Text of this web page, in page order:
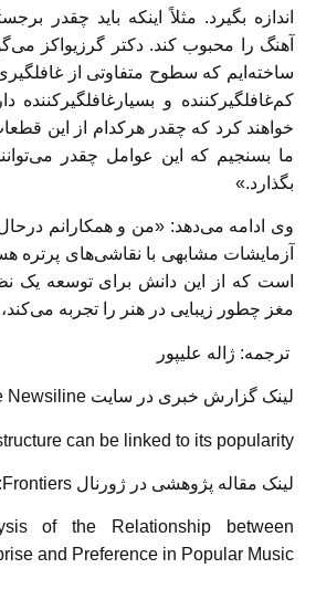
اندازه بگیرد. مثلاً اینکه باید چقدر
آهنگ را محبوب کند. دکتر گرزیواکز
ساخته‌ایم که سطوح متفاوتی از
کم‌غافلگیرکننده و بسیارغافلگیرکننده
خواهند کرد که چقدر هرکدام از این
ما بسنجیم که این عوامل چقدر
بگذارد.»
وی ادامه می‌دهد: «من و همکارانم درحال
آزمایشات مشابهی با نقاشی‌های پرتره
است که از این دانش برای توسعه یک
مغز چطور زیبایی در هنر را تجربه
ترجمه: ژاله علیپور
لینک گزارش خبری در سایت Science Newsiline:
can be linked to its popularity
لینک مقاله پژوهشی در ژورنال Frontiers:
of the Relationship between
and Preference in Popular Music